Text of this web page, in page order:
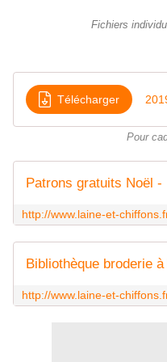
Fichiers
Télécharger
Pour
Patrons gratuits Noël